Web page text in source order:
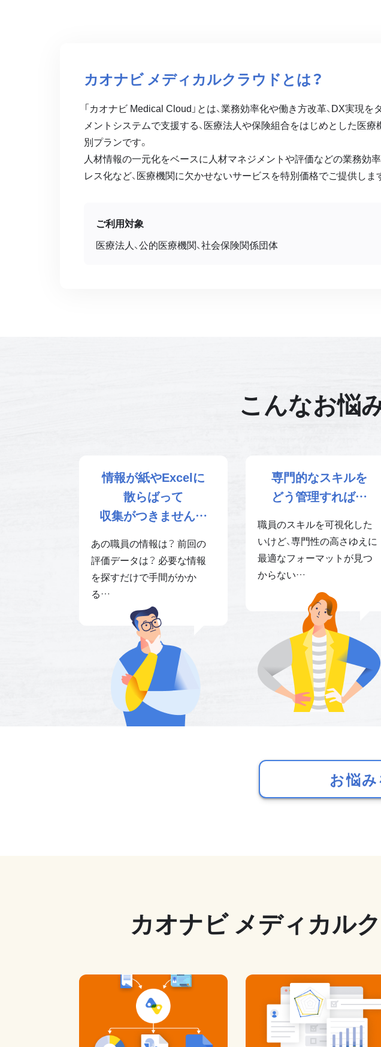
カオナビ メディカルクラウドとは？
「カオナビ Medical Cloud」とは、業務効率化や働き方改革、DX実現を
メントシステムで支援する、医療法人や保険組合をはじめとした医療
別プランです。
人材情報の一元化をベースに人材マネジメントや評価などの業務効率
レス化など、医療機関に欠かせないサービスを特別価格でご提供しま
ご利用対象
医療法人、公的医療機関、社会保険関係団体
こんなお悩
情報が紙やExcelに
散らばって
収集がつきません…
あの職員の情報は？ 前回の
評価データは？ 必要な情報
を探すだけで手間がかか
る…
専門的なスキルを
どう管理すれば…
職員のスキルを可視化した
いけど、専門性の高さゆえに
最適なフォーマットが見つ
からない…
お悩
カオナビ メディカル